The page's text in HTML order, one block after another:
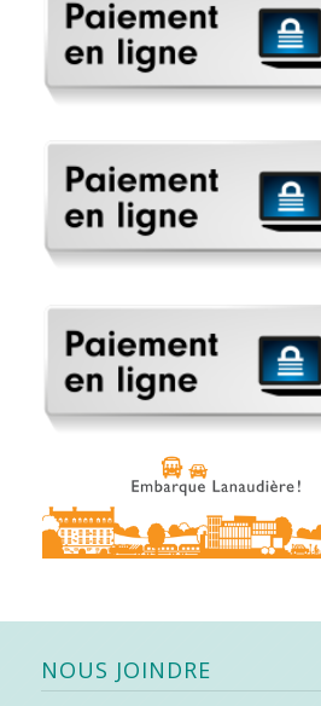
NOUS JOINDRE